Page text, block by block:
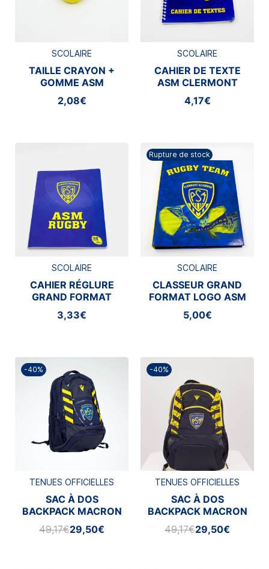
SCOLAIRE
TAILLE CRAYON +
GOMME ASM
CLERMONT
2,08€
SCOLAIRE
CAHIER DE TEXTE
ASM CLERMONT
4,17€
SCOLAIRE
CAHIER RÉGLURE
GRAND FORMAT
BLASON ASM
CLERMONT
3,33€
Rupture de stock
SCOLAIRE
CLASSEUR GRAND
FORMAT LOGO ASM
CLERMONT
5,00€
-40%
TENUES OFFICIELLES
SAC À DOS
BACKPACK MACRON
2025/2026
49,17€29,50€
-40%
TENUES OFFICIELLES
SAC À DOS
BACKPACK MACRON
24/25
49,17€29,50€